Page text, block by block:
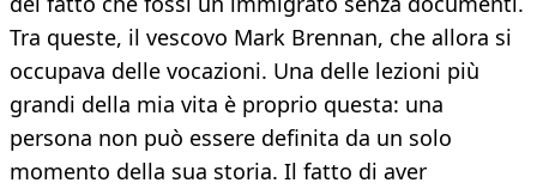
Tra queste, il vescovo Mark Brennan, che allora si
occupava delle vocazioni. Una delle lezioni più
grandi della mia vita è proprio questa: una
persona non può essere definita da un solo
momento della sua storia. Il fatto di aver